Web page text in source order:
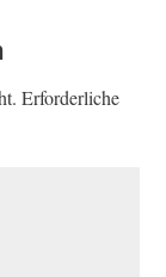
Erforderliche